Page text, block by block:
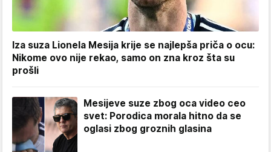
Iza suza Lionela Mesija krije se najlepša priča o ocu:
Nikome ovo nije rekao, samo on zna kroz šta su
prošli
Mesijeve suze zbog oca video ceo
svet: Porodica morala hitno da se
oglasi zbog groznih glasina